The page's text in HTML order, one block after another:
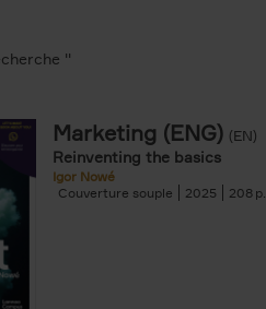
''
Marketing (ENG) (EN)
Reinventing the basics
Igor Nowé
Couverture souple
2025 208